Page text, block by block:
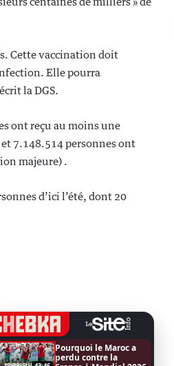
Cette vaccination doit
Elle pourra
la DGS.
ont reçu au moins une
7.148.514 personnes ont
majeure) .
d’ici l’été, dont 20
Pourquoi le Maroc a
perdu contre la